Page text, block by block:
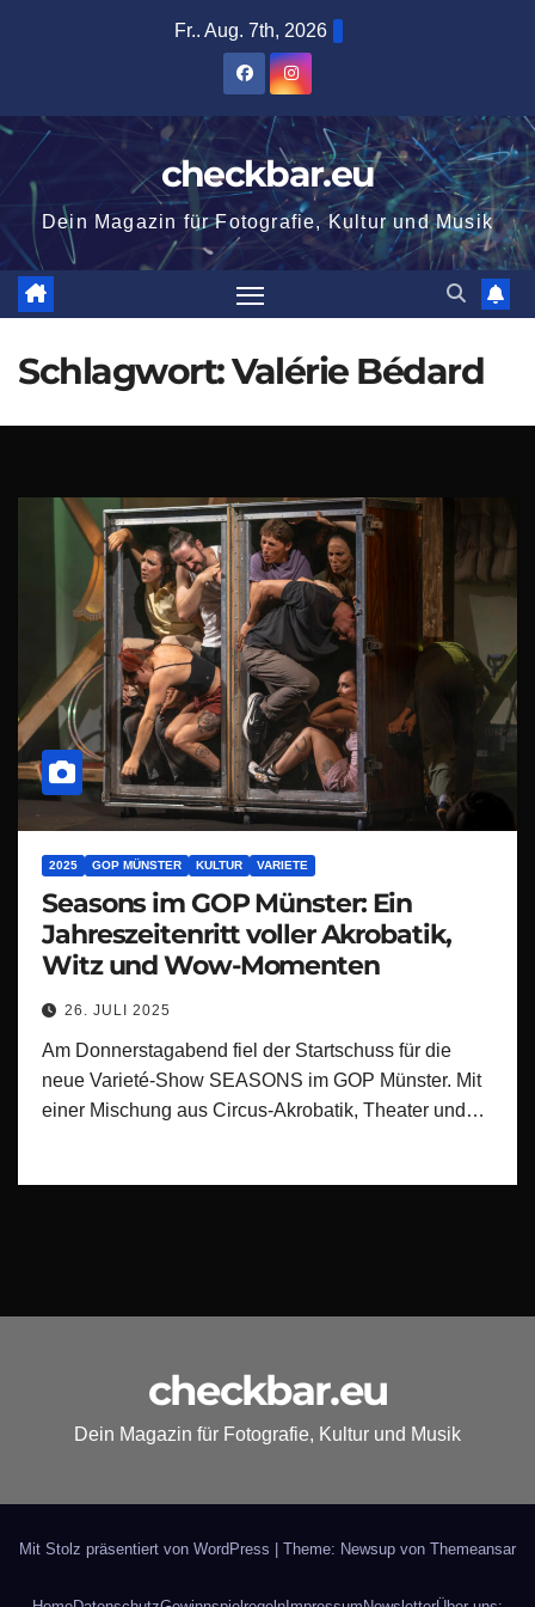
Fr.. Aug. 7th, 2026
checkbar.eu
Dein Magazin für Fotografie, Kultur und Musik
Schlagwort:Valérie Bédard
2025 GOP MÜNSTER KULTUR VARIETE
Seasons im GOP Münster: Ein
Jahreszeitenritt voller Akrobatik,
Witz und Wow-Momenten
26. JULI 2025
Am Donnerstagabend fiel der Startschuss für die
neue Varieté‑Show SEASONS im GOP Münster. Mit
einer Mischung aus Circus‑Akrobatik, Theater und…
checkbar.eu
Dein Magazin für Fotografie, Kultur und Musik
Mit Stolz präsentiert von WordPress Theme: Newsup von Themeansar